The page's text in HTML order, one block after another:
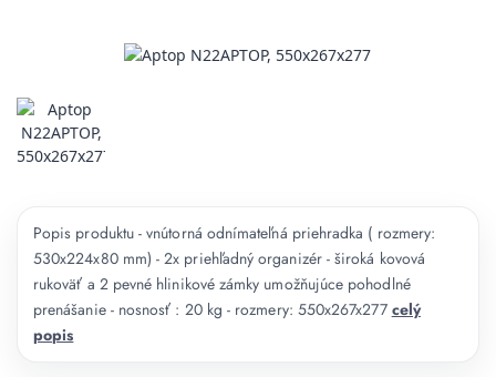
Popis produktu - vnútorná odnímateľná priehradka ( rozmery:
530x224x80 mm) - 2x priehľadný organizér - široká kovová
rukoväť a 2 pevné hlinikové zámky umožňujúce pohodlné
prenášanie - nosnosť : 20 kg - rozmery: 550x267x277 celý
popis